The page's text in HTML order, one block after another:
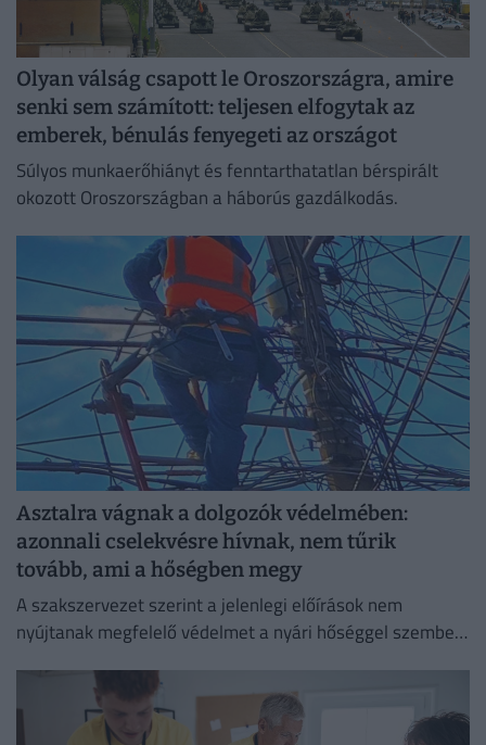
Olyan válság csapott le Oroszországra, amire
senki sem számított: teljesen elfogytak az
emberek, bénulás fenyegeti az országot
Súlyos munkaerőhiányt és fenntarthatatlan bérspirált
okozott Oroszországban a háborús gazdálkodás.
Asztalra vágnak a dolgozók védelmében:
azonnali cselekvésre hívnak, nem tűrik
tovább, ami a hőségben megy
A szakszervezet szerint a jelenlegi előírások nem
nyújtanak megfelelő védelmet a nyári hőséggel szemben,
védelmében.